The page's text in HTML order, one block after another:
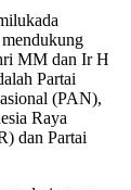
MM dan Ir H
Partai
(PAN),
Raya
dan Partai